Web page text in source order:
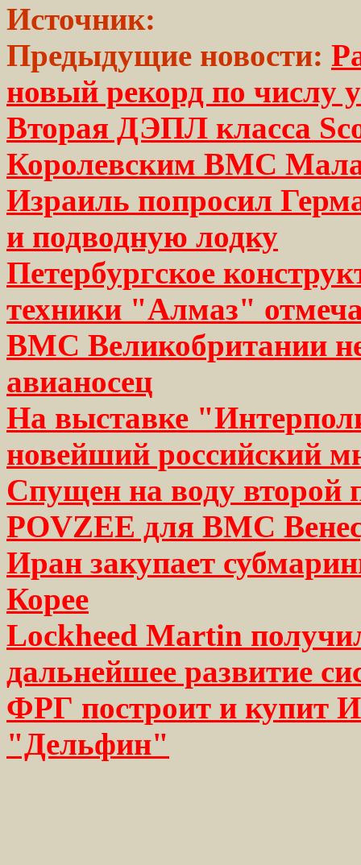
Источник:
Предыдущие новости:
новый рекорд по числу
Вторая ДЭПЛ класса
Королевским ВМС
Израиль попросил
и подводную лодку
Петербургское
техники "Алмаз"
ВМС Великобритании
авианосец
На выставке
новейший российский
Спущен на воду второй
POVZEE для ВМС
Иран закупает
Корее
Lockheed Martin
дальнейшее развитие
ФРГ построит и купит
"Дельфин"